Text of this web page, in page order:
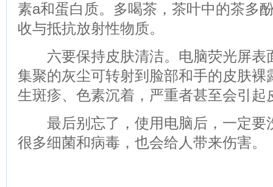
素a和蛋白质。多喝茶，茶叶中的茶多
收与抵抗放射性物质。
六要保持皮肤清洁。电脑荧光屏表
集聚的灰尘可转射到脸部和手的皮肤裸
生斑疹、色素沉着，严重者甚至会引起
最后别忘了，使用电脑后，一定要
很多细菌和病毒，也会给人带来伤害。